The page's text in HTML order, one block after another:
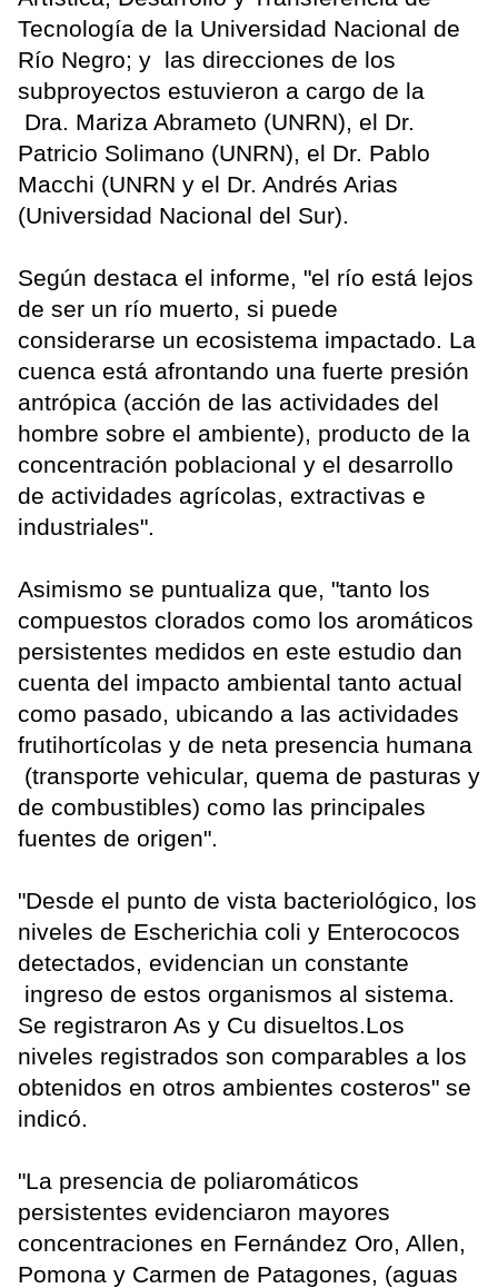
Tecnología de la Universidad Nacional de
Río Negro; y las direcciones de los
subproyectos estuvieron a cargo de la
Dra. Mariza Abrameto (UNRN), el Dr.
Patricio Solimano (UNRN), el Dr. Pablo
Macchi (UNRN y el Dr. Andrés Arias
(Universidad Nacional del Sur).
Según destaca el informe, "el río está lejos
de ser un río muerto, si puede
considerarse un ecosistema impactado. La
cuenca está afrontando una fuerte presión
antrópica (acción de las actividades del
hombre sobre el ambiente), producto de la
concentración poblacional y el desarrollo
de actividades agrícolas, extractivas e
industriales".
Asimismo se puntualiza que, "tanto los
compuestos clorados como los aromáticos
persistentes medidos en este estudio dan
cuenta del impacto ambiental tanto actual
como pasado, ubicando a las actividades
frutihortícolas y de neta presencia humana
(transporte vehicular, quema de pasturas y
de combustibles) como las principales
fuentes de origen".
"Desde el punto de vista bacteriológico, los
niveles de Escherichia coli y Enterococos
detectados, evidencian un constante
ingreso de estos organismos al sistema.
Se registraron As y Cu disueltos.Los
niveles registrados son comparables a los
obtenidos en otros ambientes costeros" se
indicó.
"La presencia de poliaromáticos
persistentes evidenciaron mayores
concentraciones en Fernández Oro, Allen,
Pomona y Carmen de Patagones, (aguas